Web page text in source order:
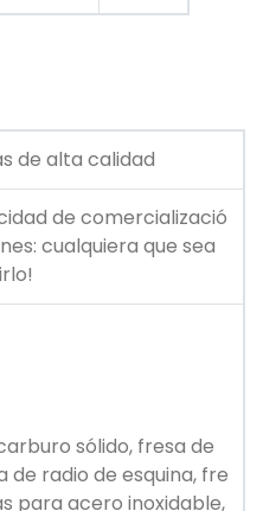
de alta calidad
de comercializació
cualquiera que sea
sólido, fresa de
de radio de esquina, fre
para acero inoxidable,